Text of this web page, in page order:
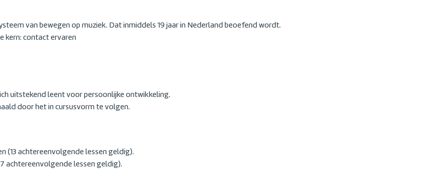
van bewegen op muziek. Dat inmiddels 19 jaar in Nederland beoefend wordt.
kern: contact ervaren
uitstekend leent voor persoonlijke ontwikkeling.
door het in cursusvorm te volgen.
(13 achtereenvolgende lessen geldig).
achtereenvolgende lessen geldig).